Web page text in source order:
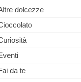
dolcezze
da te